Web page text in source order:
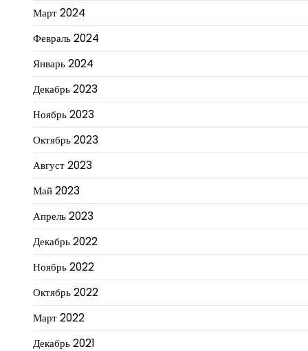
Март 2024
Февраль 2024
Январь 2024
Декабрь 2023
Ноябрь 2023
Октябрь 2023
Август 2023
Май 2023
Апрель 2023
Декабрь 2022
Ноябрь 2022
Октябрь 2022
Март 2022
Декабрь 2021